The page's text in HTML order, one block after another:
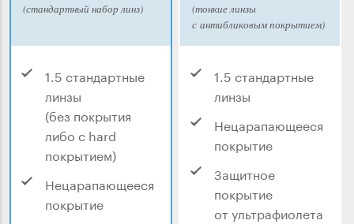
(стандартный набор линз)
1.5 стандартные
линзы
(без покрытия
либо с hard
покрытием)
Нецарапающееся
покрытие
(тонкие линзы
с антибликовым покрытием)
1.5 стандартные
линзы
Нецарапающееся
покрытие
Защитное
покрытие
от ультрафиолета